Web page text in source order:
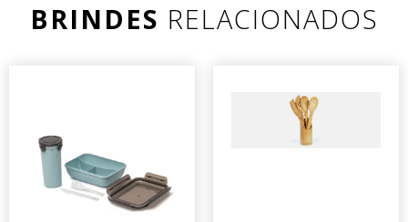
BRINDES RELACIONADOS